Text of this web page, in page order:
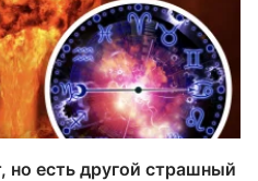
но есть другой страшный